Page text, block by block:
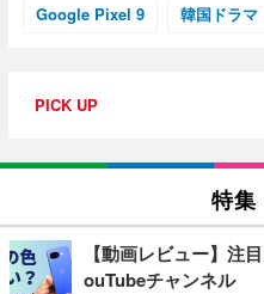
Google Pixel 9 韓国ドラマ
PICK UP
特集
【動画レビュー】注
ouTubeチャンネル